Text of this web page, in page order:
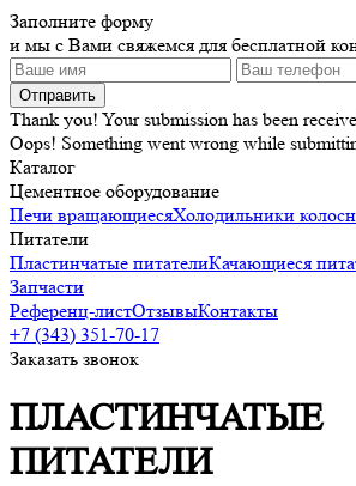
Заполните форму
и мы с Вами свяжемся для бесплатной
Thank you! Your submission has been
Oops! Something went wrong while
Каталог
Цементное оборудование
Печи вращающиесяХолодильники
Питатели
Пластинчатые питателиКачающиеся
Запчасти
Референц-листОтзывыКонтакты
+7 (343) 351-70-17
Заказать звонок
ПЛАСТИНЧАТЫЕ
ПИТАТЕЛИ